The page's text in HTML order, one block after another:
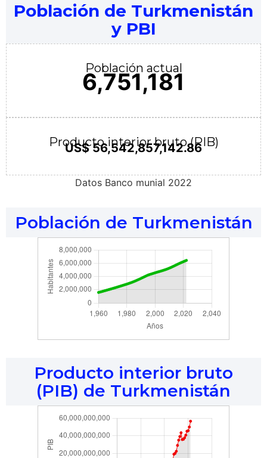
Población de Turkmenistán
y PBI
Población actual
6,751,181
Producto interior bruto (PIB)
US$ 56,542,857,142.86
Datos Banco munial 2022
Población de Turkmenistán
Producto interior bruto
(PIB) de Turkmenistán